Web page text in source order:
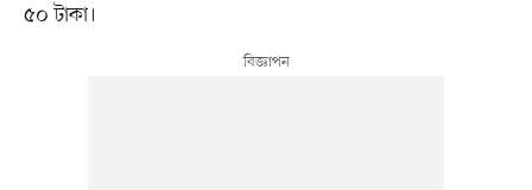
৫০ টাকা।